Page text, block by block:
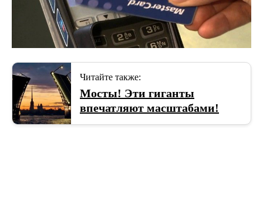
Читайте также:
Мосты! Эти гиганты
впечатляют масштабами!